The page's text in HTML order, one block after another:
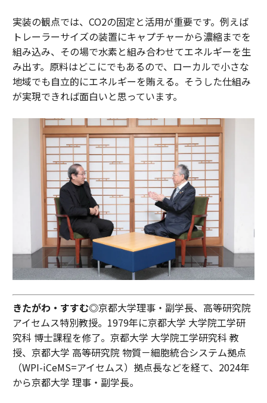
実装の観点では、CO2の固定と活用が重要です。例えば
トレーラーサイズの装置にキャプチャーから濃縮までを
組み込み、その場で水素と組み合わせてエネルギーを生
み出す。原料はどこにでもあるので、ローカルで小さな
地域でも自立的にエネルギーを賄える。そうした仕組み
が実現できれば面白いと思っています。
きたがわ・すすむ◎京都大学理事・副学長、高等研究院
アイセムス特別教授。1979年に京都大学 大学院工学研
究科 博士課程を修了。京都大学 大学院工学研究科 教
授、京都大学 高等研究院 物質－細胞統合システム拠点
（WPI-iCeMS=アイセムス）拠点長などを経て、2024年
から京都大学 理事・副学長。